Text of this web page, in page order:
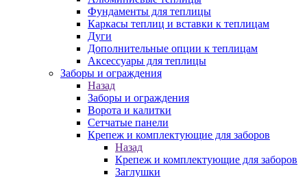
Фундаменты для теплицы
Каркасы теплиц и вставки к теплицам
Дуги
Дополнительные опции к теплицам
Аксессуары для теплицы
Заборы и ограждения
Назад
Заборы и ограждения
Ворота и калитки
Сетчатые панели
Крепеж и комплектующие для заборов
Назад
Крепеж и комплектующие для заборов
Заглушки